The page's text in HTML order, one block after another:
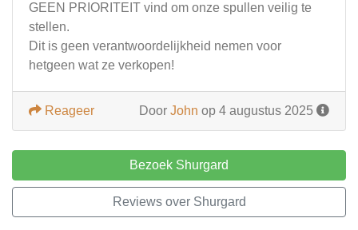
GEEN PRIORITEIT vind om onze spullen veilig te
stellen.
Dit is geen verantwoordelijkheid nemen voor
hetgeen wat ze verkopen!
Door John op 4 augustus 2025
Reageer
Bezoek Shurgard
Reviews over Shurgard